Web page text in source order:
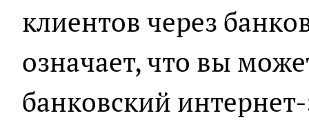
клиентов через
означает, что вы
банковский